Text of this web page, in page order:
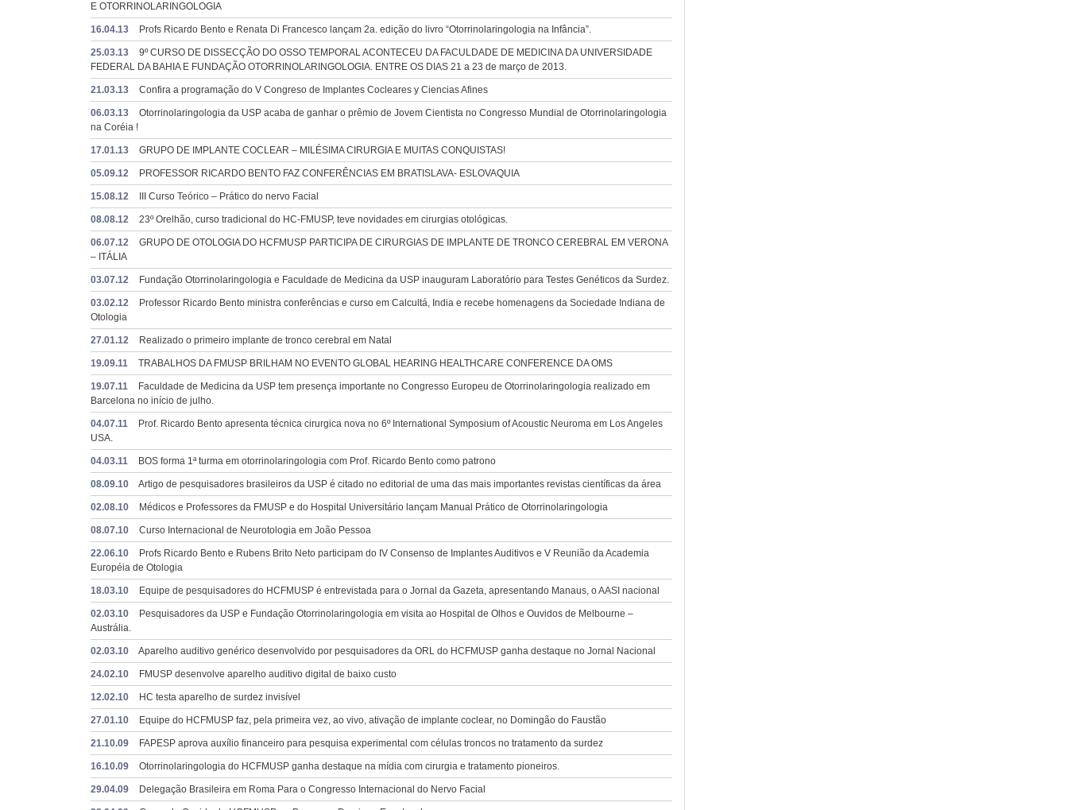
E OTORRINOLARINGOLOGIA
16.04.13 Profs Ricardo Bento e Renata Di Francesco lançam 2a. edição do livro “Otorrinolaringologia na Infância”.
25.03.13
9º CURSO DE DISSECÇÃO DO OSSO TEMPORAL ACONTECEU DA FACULDADE DE MEDICINA DA UNIVERSIDADE
FEDERAL DA BAHIA E FUNDAÇÃO OTORRINOLARINGOLOGIA. ENTRE OS DIAS 21 a 23 de março de 2013.
21.03.13 Confira a programação do V Congreso de Implantes Cocleares y Ciencias Afines
06.03.13
Otorrinolaringologia da USP acaba de ganhar o prêmio de Jovem Cientista no Congresso Mundial de Otorrinolaringologia
na Coréia !
17.01.13 GRUPO DE IMPLANTE COCLEAR – MILÉSIMA CIRURGIA E MUITAS CONQUISTAS!
05.09.12 PROFESSOR RICARDO BENTO FAZ CONFERÊNCIAS EM BRATISLAVA- ESLOVAQUIA
15.08.12 III Curso Teórico – Prático do nervo Facial
08.08.12 23º Orelhão, curso tradicional do HC-FMUSP, teve novidades em cirurgias otológicas.
06.07.12
GRUPO DE OTOLOGIA DO HCFMUSP PARTICIPA DE CIRURGIAS DE IMPLANTE DE TRONCO CEREBRAL EM VERONA
– ITÁLIA
03.07.12 Fundação Otorrinolaringologia e Faculdade de Medicina da USP inauguram Laboratório para Testes Genéticos da Surdez.
03.02.12
Professor Ricardo Bento ministra conferências e curso em Calcultá, India e recebe homenagens da Sociedade Indiana de
Otologia
27.01.12 Realizado o primeiro implante de tronco cerebral em Natal
19.09.11 TRABALHOS DA FMUSP BRILHAM NO EVENTO GLOBAL HEARING HEALTHCARE CONFERENCE DA OMS
19.07.11
Faculdade de Medicina da USP tem presença importante no Congresso Europeu de Otorrinolaringologia realizado em
Barcelona no início de julho.
04.07.11
Prof. Ricardo Bento apresenta técnica cirurgica nova no 6º International Symposium of Acoustic Neuroma em Los Angeles
USA.
04.03.11 BOS forma 1ª turma em otorrinolaringologia com Prof. Ricardo Bento como patrono
08.09.10 Artigo de pesquisadores brasileiros da USP é citado no editorial de uma das mais importantes revistas científicas da área
02.08.10 Médicos e Professores da FMUSP e do Hospital Universitário lançam Manual Prático de Otorrinolaringologia
08.07.10 Curso Internacional de Neurotologia em João Pessoa
22.06.10
Profs Ricardo Bento e Rubens Brito Neto participam do IV Consenso de Implantes Auditivos e V Reunião da Academia
Européia de Otologia
18.03.10 Equipe de pesquisadores do HCFMUSP é entrevistada para o Jornal da Gazeta, apresentando Manaus, o AASI nacional
02.03.10
Pesquisadores da USP e Fundação Otorrinolaringologia em visita ao Hospital de Olhos e Ouvidos de Melbourne –
Austrália.
02.03.10 Aparelho auditivo genérico desenvolvido por pesquisadores da ORL do HCFMUSP ganha destaque no Jornal Nacional
24.02.10 FMUSP desenvolve aparelho auditivo digital de baixo custo
12.02.10 HC testa aparelho de surdez invisível
27.01.10 Equipe do HCFMUSP faz, pela primeira vez, ao vivo, ativação de implante coclear, no Domingão do Faustão
21.10.09 FAPESP aprova auxílio financeiro para pesquisa experimental com células troncos no tratamento da surdez
16.10.09 Otorrinolaringologia do HCFMUSP ganha destaque na mídia com cirurgia e tratamento pioneiros.
29.04.09 Delegação Brasileira em Roma Para o Congresso Internacional do Nervo Facial